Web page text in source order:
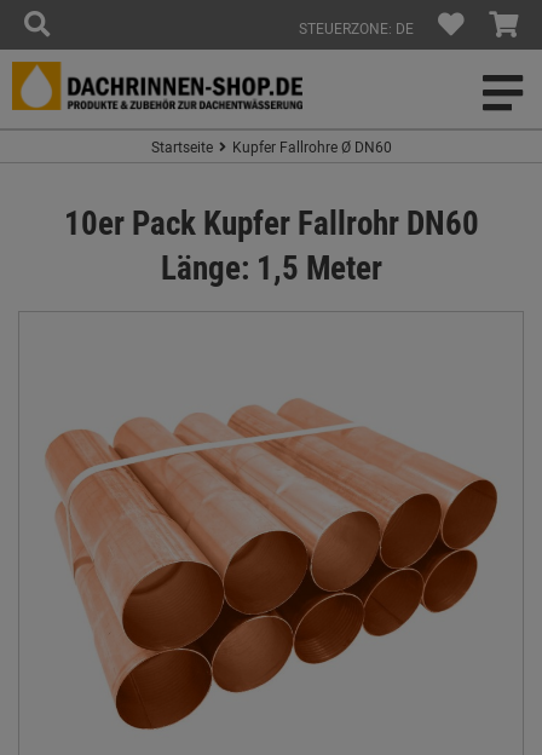
STEUERZONE: DE
Startseite Kupfer Fallrohre Ø DN60
10er Pack Kupfer Fallrohr DN60
Länge: 1,5 Meter